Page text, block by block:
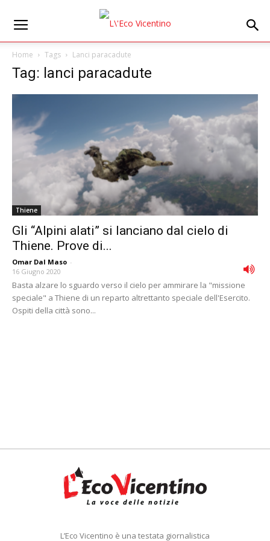
Home Tags Lanci paracadute
Tag: lanci paracadute
Thiene
Gli “Alpini alati” si lanciano dal cielo di
Thiene. Prove di...
Omar Dal Maso -
16 Giugno 2020
Basta alzare lo sguardo verso il cielo per ammirare la "missione
speciale" a Thiene di un reparto altrettanto speciale dell'Esercito.
Ospiti della città sono...
L’Eco Vicentino è una testata giornalistica